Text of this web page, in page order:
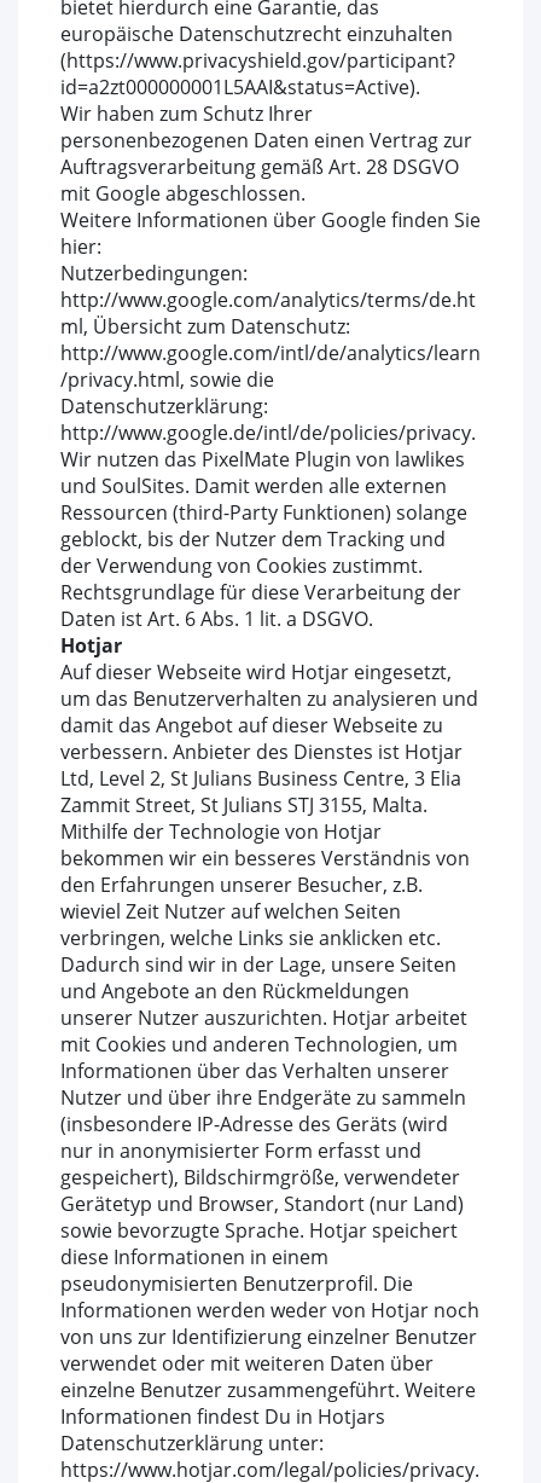
bietet hierdurch eine Garantie, das
europäische Datenschutzrecht einzuhalten
(https://www.privacyshield.gov/participant?
id=a2zt000000001L5AAI&status=Active).
Wir haben zum Schutz Ihrer
personenbezogenen Daten einen Vertrag zur
Auftragsverarbeitung gemäß Art. 28 DSGVO
mit Google abgeschlossen.
Weitere Informationen über Google finden Sie
hier:
Nutzerbedingungen:
http://www.google.com/analytics/terms/de.ht
ml, Übersicht zum Datenschutz:
http://www.google.com/intl/de/analytics/learn
/privacy.html, sowie die
Datenschutzerklärung:
http://www.google.de/intl/de/policies/privacy.
Wir nutzen das PixelMate Plugin von lawlikes
und SoulSites. Damit werden alle externen
Ressourcen (third-Party Funktionen) solange
geblockt, bis der Nutzer dem Tracking und
der Verwendung von Cookies zustimmt.
Rechtsgrundlage für diese Verarbeitung der
Daten ist Art. 6 Abs. 1 lit. a DSGVO.
Hotjar
Auf dieser Webseite wird Hotjar eingesetzt,
um das Benutzerverhalten zu analysieren und
damit das Angebot auf dieser Webseite zu
verbessern. Anbieter des Dienstes ist Hotjar
Ltd, Level 2, St Julians Business Centre, 3 Elia
Zammit Street, St Julians STJ 3155, Malta.
Mithilfe der Technologie von Hotjar
bekommen wir ein besseres Verständnis von
den Erfahrungen unserer Besucher, z.B.
wieviel Zeit Nutzer auf welchen Seiten
verbringen, welche Links sie anklicken etc.
Dadurch sind wir in der Lage, unsere Seiten
und Angebote an den Rückmeldungen
unserer Nutzer auszurichten. Hotjar arbeitet
mit Cookies und anderen Technologien, um
Informationen über das Verhalten unserer
Nutzer und über ihre Endgeräte zu sammeln
(insbesondere IP-Adresse des Geräts (wird
nur in anonymisierter Form erfasst und
gespeichert), Bildschirmgröße, verwendeter
Gerätetyp und Browser, Standort (nur Land)
sowie bevorzugte Sprache. Hotjar speichert
diese Informationen in einem
pseudonymisierten Benutzerprofil. Die
Informationen werden weder von Hotjar noch
von uns zur Identifizierung einzelner Benutzer
verwendet oder mit weiteren Daten über
einzelne Benutzer zusammengeführt. Weitere
Informationen findest Du in Hotjars
Datenschutzerklärung unter:
https://www.hotjar.com/legal/policies/privacy.